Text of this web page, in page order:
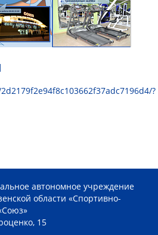
?
автономное учреждение
области «Спортивно-
15